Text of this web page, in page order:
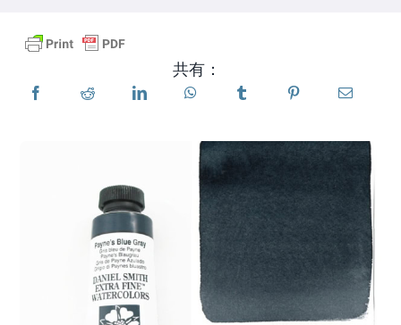
製品
イベント
販売店を探す
共有：